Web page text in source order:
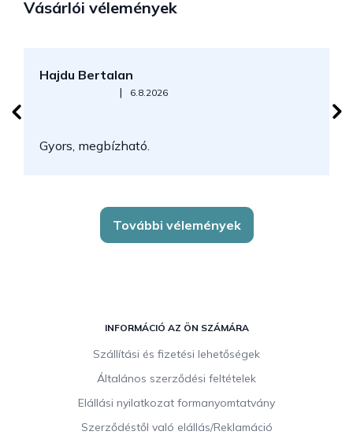
Vásárlói vélemények
Hajdu Bertalan
Az áruház értékelése 5-ből 5 csillag.
| 6.8.2026
Gyors, megbízható.
További vélemények
INFORMÁCIÓ AZ ÖN SZÁMÁRA
Szállítási és fizetési lehetőségek
Általános szerződési feltételek
Elállási nyilatkozat formanyomtatvány
Szerződéstől való elállás/Reklamáció